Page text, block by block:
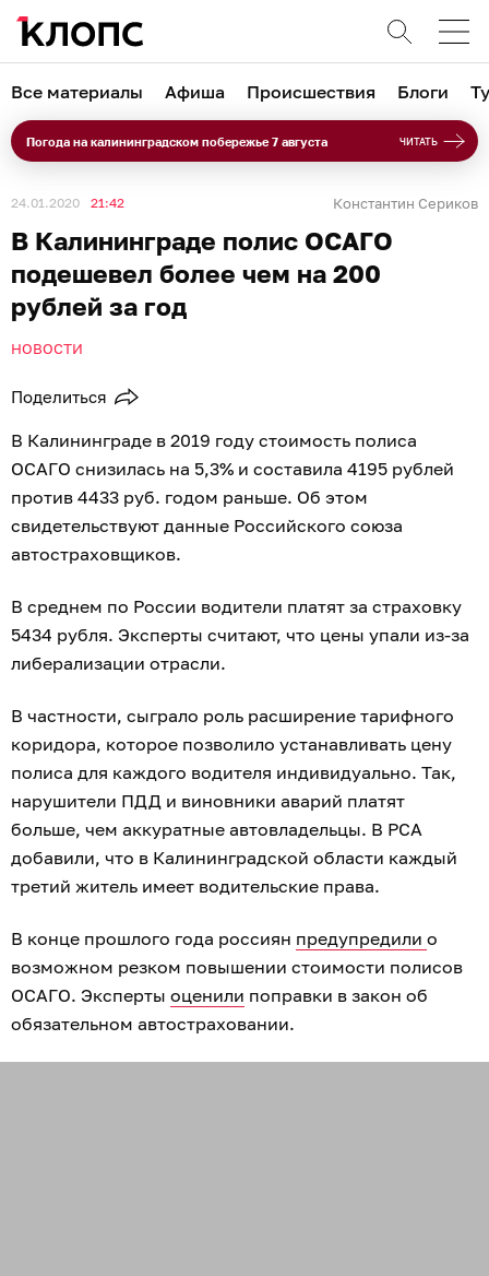
Все материалы Афиша Происшествия Блоги
Погода на калининградском побережье 7 августа ЧИТАТЬ
24.01.2020 21:42 Константин Сериков
В Калининграде полис ОСАГО
подешевел более чем на 200
рублей за год
НОВОСТИ
Поделиться
В Калининграде в 2019 году стоимость полиса
ОСАГО снизилась на 5,3% и составила 4195 рублей
против 4433 руб. годом раньше. Об этом
свидетельствуют данные Российского союза
автостраховщиков.
В среднем по России водители платят за страховку
5434 рубля. Эксперты считают, что цены упали из-за
либерализации отрасли.
В частности, сыграло роль расширение тарифного
коридора, которое позволило устанавливать цену
полиса для каждого водителя индивидуально. Так,
нарушители ПДД и виновники аварий платят
больше, чем аккуратные автовладельцы. В РСА
добавили, что в Калининградской области каждый
третий житель имеет водительские права.
В конце прошлого года россиян предупредили о
возможном резком повышении стоимости полисов
ОСАГО. Эксперты оценили поправки в закон об
обязательном автостраховании.